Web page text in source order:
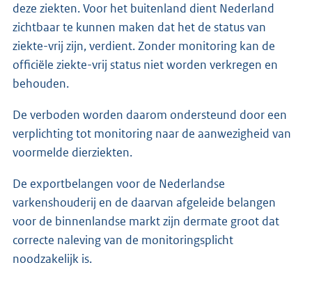
deze ziekten. Voor het buitenland dient Nederland
zichtbaar te kunnen maken dat het de status van
ziekte-vrij zijn, verdient. Zonder monitoring kan de
officiële ziekte-vrij status niet worden verkregen en
behouden.
De verboden worden daarom ondersteund door een
verplichting tot monitoring naar de aanwezigheid van
voormelde dierziekten.
De exportbelangen voor de Nederlandse
varkenshouderij en de daarvan afgeleide belangen
voor de binnenlandse markt zijn dermate groot dat
correcte naleving van de monitoringsplicht
noodzakelijk is.